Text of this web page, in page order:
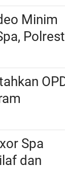
Pemko
Minim
Spa
dan